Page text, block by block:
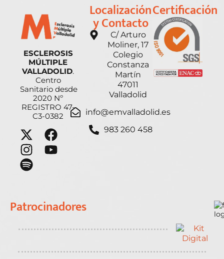
ESCLEROSIS
MÚLTIPLE
VALLADOLID.
Centro
Sanitario desde
2020 Nº
REGISTRO 47-
C3-0382
Localización
y Contacto
C/ Arturo
Moliner, 17
Colegio
Constanza
Martín
47011
Valladolid
info@emvalladolid.es
983 260 458
Certificación
Patrocinadores